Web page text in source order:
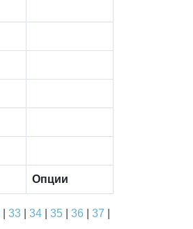
Опции
33| 34| 35| 36 37